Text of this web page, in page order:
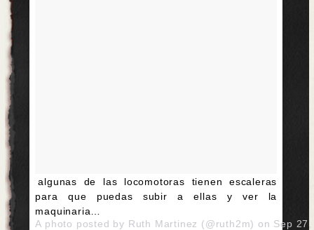
algunas de las locomotoras tienen escaleras
para que puedas subir a ellas y ver la
maquinaria…
A photo posted by Ruth Martinez (@ruth2m) on Sep